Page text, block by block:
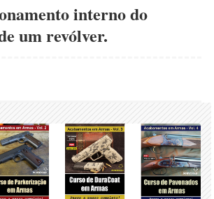
interno do
um revólver.